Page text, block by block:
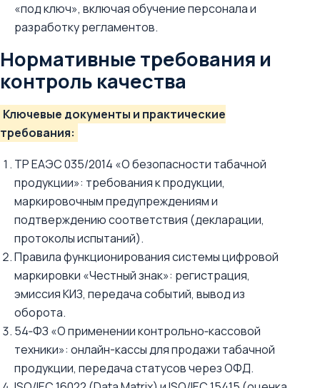
«под ключ», включая обучение персонала и
разработку регламентов.
Нормативные требования и
контроль качества
Ключевые документы и практические
требования:
ТР ЕАЭС 035/2014 «О безопасности табачной
продукции»: требования к продукции,
маркировочным предупреждениям и
подтверждению соответствия (декларации,
протоколы испытаний).
Правила функционирования системы цифровой
маркировки «Честный знак»: регистрация,
эмиссия КИЗ, передача событий, вывод из
оборота.
54‑ФЗ «О применении контрольно‑кассовой
техники»: онлайн-кассы для продажи табачной
продукции, передача статусов через ОФД.